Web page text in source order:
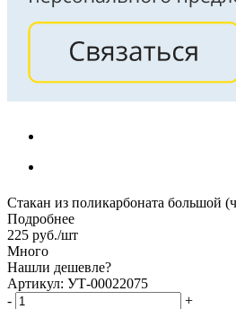
Стакан из поликарбоната большой
Подробнее
225 руб./шт
Много
Нашли дешевле?
Артикул: УТ-00022075
-
+